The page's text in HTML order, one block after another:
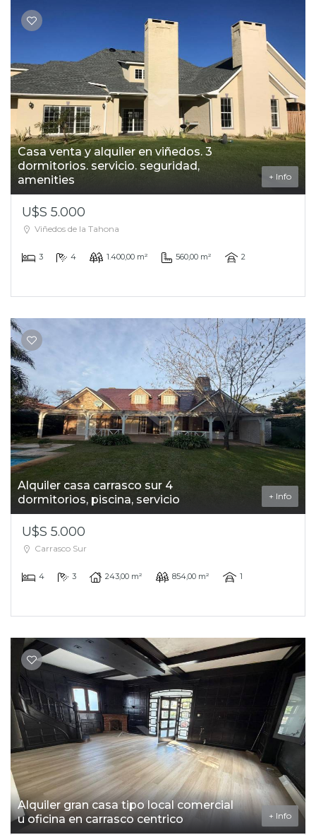
Casa venta y alquiler en viñedos. 3
dormitorios. servicio. seguridad,
amenities
+ Info
U$S 5.000
Viñedos de la Tahona
3 4 1.400,00 m² 560,00 m² 2
Alquiler casa carrasco sur 4
dormitorios, piscina, servicio
+ Info
U$S 5.000
Carrasco Sur
4 3 243,00 m² 854,00 m² 1
Alquiler gran casa tipo local comercial
u oficina en carrasco centrico
+ Info